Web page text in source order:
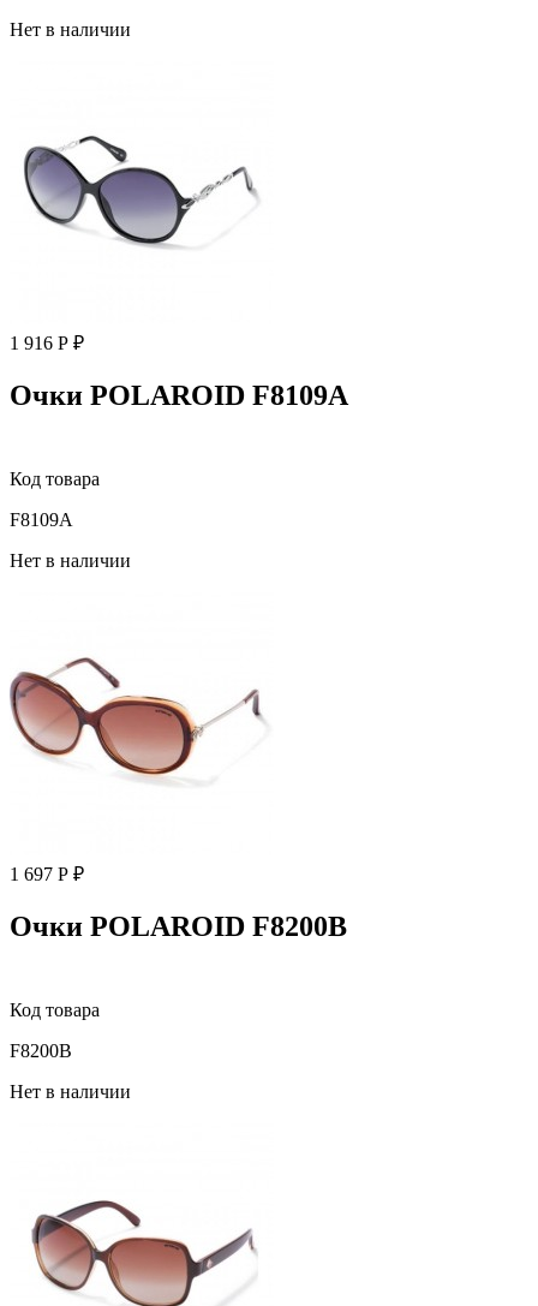
Нет в наличии
1 916 Р ₽
Очки POLAROID F8109A
Код товара
F8109A
Нет в наличии
1 697 Р ₽
Очки POLAROID F8200B
Код товара
F8200B
Нет в наличии